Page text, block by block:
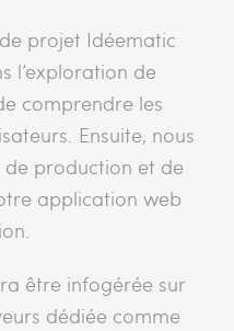
projet Idéematic
l’exploration de
comprendre les
Ensuite, nous
de production et de
application web
être infogérée sur
dédiée comme